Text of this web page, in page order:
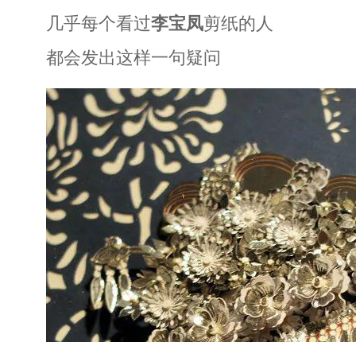
几乎每个看过李宝凤剪纸的人
都会发出这样一句疑问